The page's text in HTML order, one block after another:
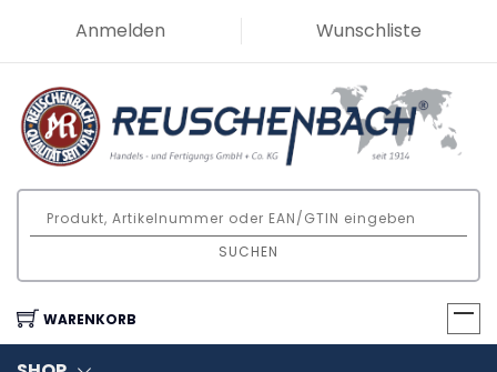
Anmelden Wunschliste
SUCHEN
WARENKORB